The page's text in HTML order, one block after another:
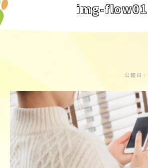
img-flow01
公開日 :